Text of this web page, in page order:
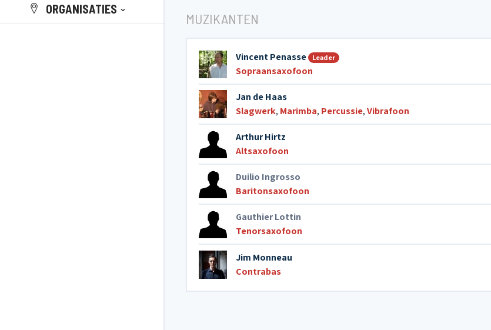
ORGANISATIES
MUZIKANTEN
Vincent Penasse Leader
Sopraansaxofoon
Jan de Haas
Slagwerk, Marimba, Percussie,Vibrafoon
Arthur Hirtz
Altsaxofoon
Duilio Ingrosso
Baritonsaxofoon
Gauthier Lottin
Tenorsaxofoon
Jim Monneau
Contrabas